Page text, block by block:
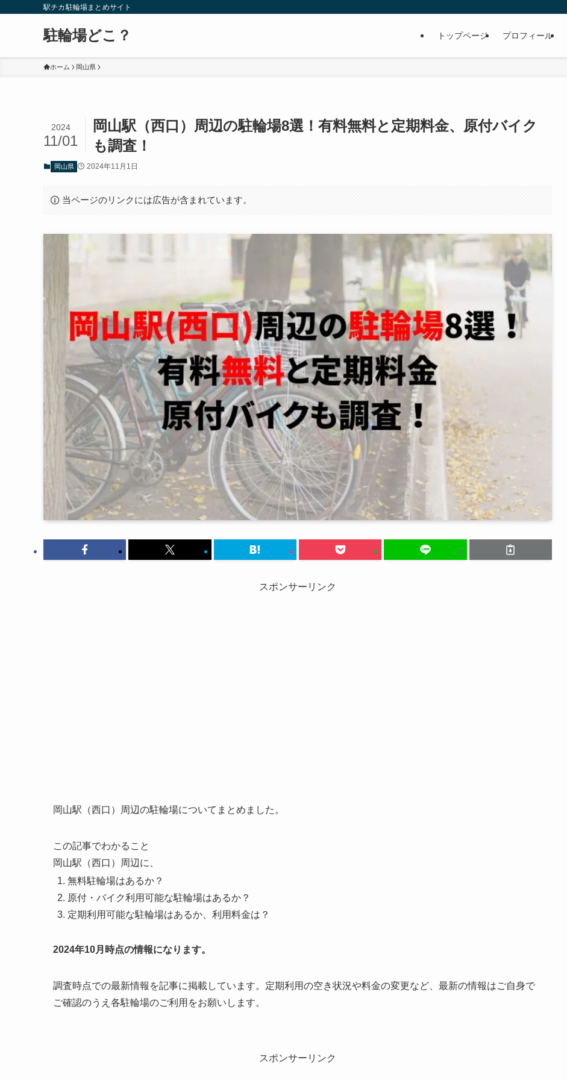
駅チカ駐輪場まとめサイト
駐輪場どこ？ トップページ プロフィール
ホーム 岡山県
岡山駅（西口）周辺の駐輪場8選！有料無料と定期料金、原付バイク
も調査！
2024
11/01
岡山県 2024年11月1日
当ページのリンクには広告が含まれています。
スポンサーリンク
岡山駅（西口）周辺の駐輪場についてまとめました。
この記事でわかること
岡山駅（西口）周辺に、
無料駐輪場はあるか？
原付・バイク利用可能な駐輪場はあるか？
定期利用可能な駐輪場はあるか、利用料金は？
2024年10月時点の情報になります。
調査時点での最新情報を記事に掲載しています。定期利用の空き状況や料金の変更など、最新の情報はご自身で
ご確認のうえ各駐輪場のご利用をお願いします。
スポンサーリンク